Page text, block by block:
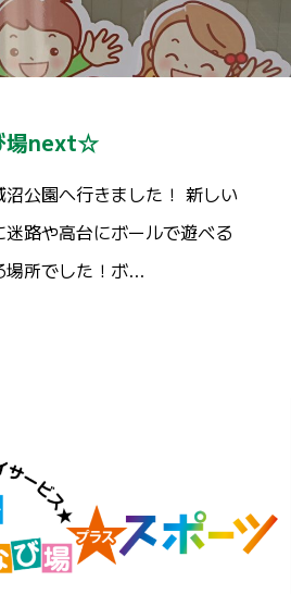
場next☆
沼公園へ行きました！ 新しい
路や高台にボールで遊べる
場所でした！ボ…